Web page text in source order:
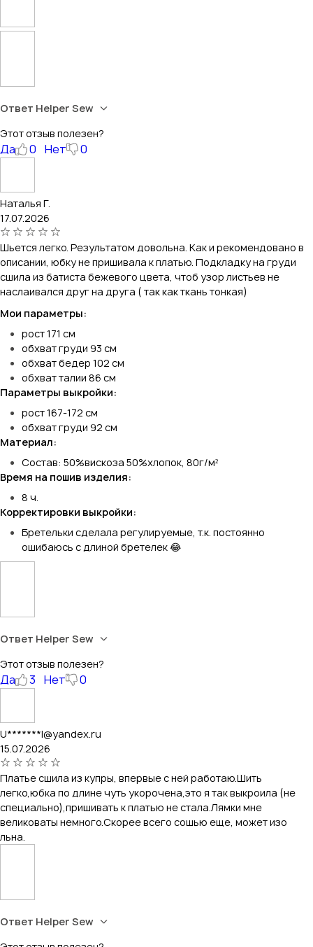
Ответ Helper Sew
Этот отзыв полезен?
Да 0 Нет 0
Наталья Г.
17.07.2026
Шьется легко. Результатом довольна. Как и рекомендовано в
описании, юбку не пришивала к платью. Подкладку на груди
сшила из батиста бежевого цвета, чтоб узор листьев не
наслаивался друг на друга ( так как ткань тонкая)
Мои параметры:
рост 171 см
обхват груди 93 см
обхват бедер 102 см
обхват талии 86 см
Параметры выкройки:
рост 167-172 см
обхват груди 92 см
Материал:
Состав: 50%вискоза 50%хлопок, 80г/м²
Время на пошив изделия:
8 ч.
Корректировки выкройки:
Бретельки сделала регулируемые, т.к. постоянно
ошибаюсь с длиной бретелек 😂
Ответ Helper Sew
Этот отзыв полезен?
Да 3 Нет 0
U*******l@yandex.ru
15.07.2026
Платье сшила из купры, впервые с ней работаю.Шить
легко,юбка по длине чуть укорочена,это я так выкроила (не
специально),пришивать к платью не стала.Лямки мне
великоваты немного.Скорее всего сошью еще, может изо
льна.
Ответ Helper Sew